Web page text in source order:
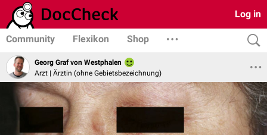
Log in
Community Flexikon Shop
Georg Graf von Westphalen
Arzt | Ärztin (ohne Gebietsbezeichnung)